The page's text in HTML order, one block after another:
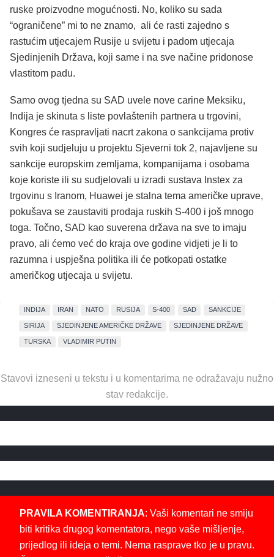
ruske proizvodne mogućnosti. No, koliko su sada
“ograničene” mi to ne znamo, ali će rasti zajedno s
rastućim utjecajem Rusije u svijetu i padom utjecaja
Sjedinjenih Država, koji same i na sve načine pridonose
vlastitom padu.
Samo ovog tjedna su SAD uvele nove carine Meksiku,
Indija je skinuta s liste povlaštenih partnera u trgovini,
Kongres će raspravljati nacrt zakona o sankcijama protiv
svih koji sudjeluju u projektu Sjeverni tok 2, najavljene su
sankcije europskim zemljama, kompanijama i osobama
koje koriste ili su sudjelovali u izradi sustava Instex za
trgovinu s Iranom, Huawei je stalna tema američke uprave,
pokušava se zaustaviti prodaja ruskih S-400 i još mnogo
toga. Točno, SAD kao suverena država na sve to imaju
pravo, ali ćemo već do kraja ove godine vidjeti je li to
razumna i uspješna politika ili će potkopati ostatke
američkog utjecaja u svijetu.
INDIJA IRAN NATO RUSIJA S-400 SAD SANKCIJE
SIRIJA SJEDINJENE AMERIČKE DRŽAVE SJEDINJENE DRŽAVE
TURSKA VLADIMIR PUTIN
Stavovi izneseni u tekstu i u komentarima ne odražavaju nužno
stav redakcije.
PRAVILA KOMENTIRANJA: Vaši komentari ne smiju
biti kritika drugog komentatora, nego vaše mišljenje,
prijedlog ili ideja o temi. Nema rasprave tko je u pravu.